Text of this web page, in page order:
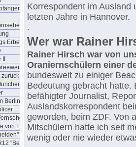
Erbe
zurück
Berlin
von 1936
"Senior"
Korrespondent im Ausland
letzten Jahre in Hannover.
.
Wer war Rainer
Rainer Hirsch war von
Oraniernschülern einer
bundesweit zu einiger
Bedeutung gebracht hatte.
befähigter Journalist,
Auslandskorrespondent
geworden, beim ZDF. Von
Mitschülern hatte ich seit
wenig oder nie wieder